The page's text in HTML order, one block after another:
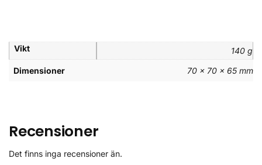
Vikt
140 g
Dimensioner
70 × 70 × 65 mm
Recensioner
Det finns inga recensioner än.